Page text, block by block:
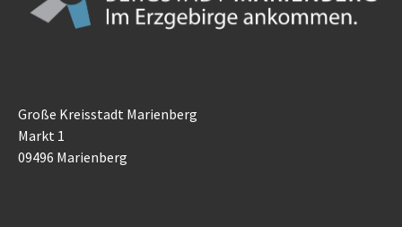
Große Kreisstadt Marienberg
Markt 1
09496 Marienberg